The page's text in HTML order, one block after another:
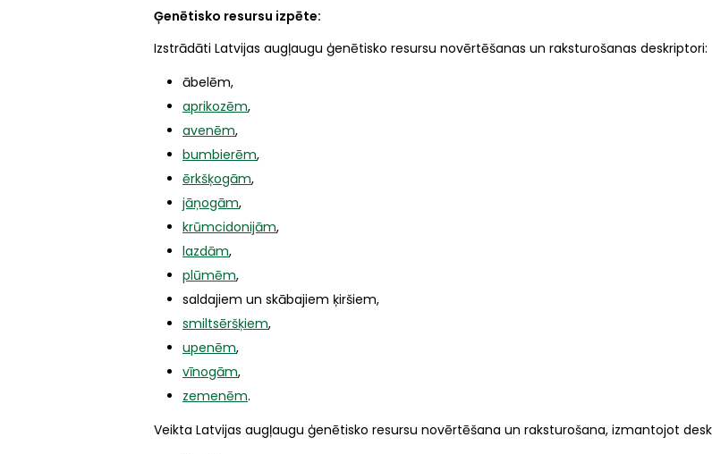
Ģenētisko resursu izpēte:
Izstrādāti Latvijas augļaugu ģenētisko resursu novērtēšanas un raksturošanas deskriptori:
ābelēm,
aprikozēm,
avenēm,
bumbierēm,
ērkšķogām,
jāņogām,
krūmcidonijām,
lazdām,
plūmēm,
saldajiem un skābajiem ķiršiem,
smiltsēršķiem,
upenēm,
vīnogām,
zemenēm.
Veikta Latvijas augļaugu ģenētisko resursu novērtēšana un raksturošana, izmantojot